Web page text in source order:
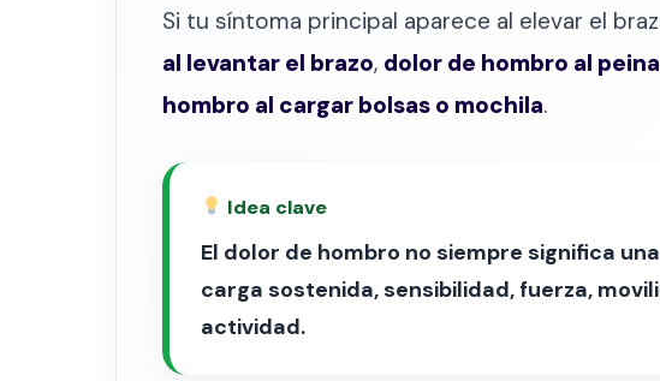
Si tu síntoma principal aparece al elevar el
al levantar el brazo, dolor de hombro al
hombro al cargar bolsas o mochila.
Idea clave
El dolor de hombro no siempre significa
carga sostenida, sensibilidad, fuerza,
actividad.